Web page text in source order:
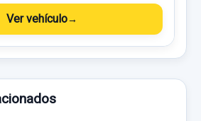
Ver vehículo